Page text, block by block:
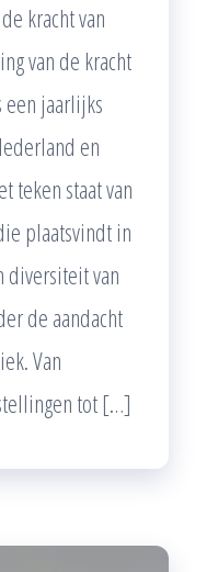
kracht van
van de kracht
een jaarlijks
en
teken staat van
plaatsvindt in
van
de aandacht
Van
tot […]